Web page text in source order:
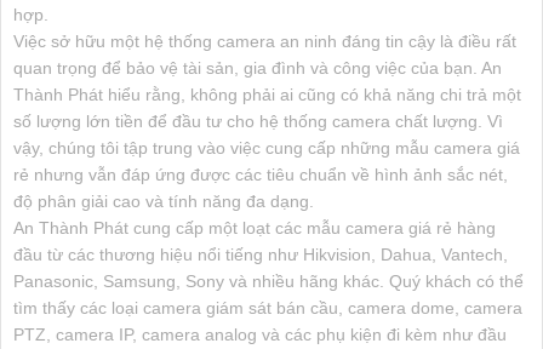
hợp.
Việc sở hữu một hệ thống camera an ninh đáng tin cậy là điều rất
quan trọng để bảo vệ tài sản, gia đình và công việc của bạn. An
Thành Phát hiểu rằng, không phải ai cũng có khả năng chi trả một
số lượng lớn tiền để đầu tư cho hệ thống camera chất lượng. Vì
vậy, chúng tôi tập trung vào việc cung cấp những mẫu camera giá
rẻ nhưng vẫn đáp ứng được các tiêu chuẩn về hình ảnh sắc nét,
độ phân giải cao và tính năng đa dạng.
An Thành Phát cung cấp một loạt các mẫu camera giá rẻ hàng
đầu từ các thương hiệu nổi tiếng như Hikvision, Dahua, Vantech,
Panasonic, Samsung, Sony và nhiều hãng khác. Quý khách có thể
tìm thấy các loại camera giám sát bán cầu, camera dome, camera
PTZ, camera IP, camera analog và các phụ kiện đi kèm như đầu